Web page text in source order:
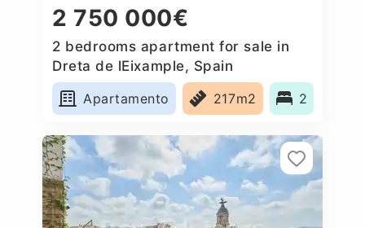
2 750 000€
2 bedrooms apartment for sale in
Dreta de lEixample, Spain
Apartamento
217m2 2